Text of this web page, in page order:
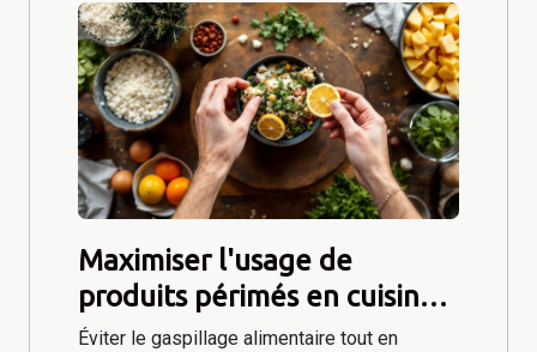
Maximiser l'usage de
produits périmés en cuisine :
méthodes et précautions
Éviter le gaspillage alimentaire tout en